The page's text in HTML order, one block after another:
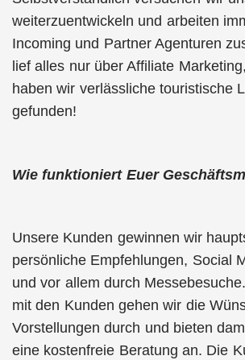
weiterzuentwickeln und arbeiten
Incoming und Partner Agenturen
lief alles nur über Affiliate
haben wir verlässliche touristische
gefunden!
Wie funktioniert Euer
Unsere Kunden gewinnen wir
persönliche Empfehlungen, Social
und vor allem durch
mit den Kunden gehen wir die
Vorstellungen durch und bieten
eine kostenfreie Beratung an. Die